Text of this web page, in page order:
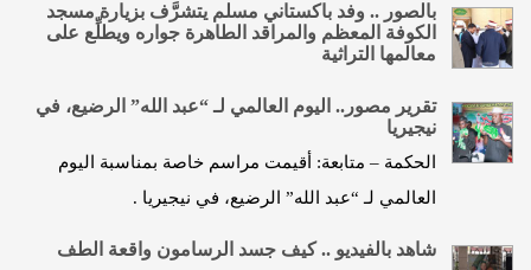
بالصور .. وفد باكستاني مسلم يتشرَّف بزيارة مسجد
الكوفة المعظم والمراقد الطاهرة جواره ويطلِّع على
معالمها التراثية
تقرير مصور.. اليوم العالمي لـ “عبد الله” الرضيع، في
نيجيريا
الحكمة – متابعة: أقيمت مراسم خاصة بمناسبة اليوم
العالمي لـ “عبد الله” الرضيع، في نيجيريا .
شاهد بالفيديو .. كيف جسد الرسامون واقعة الطف